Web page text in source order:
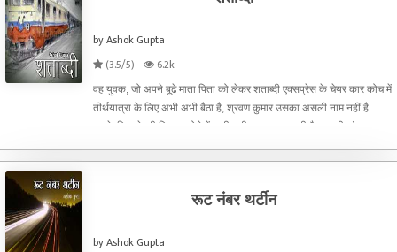
by Ashok Gupta
(3.5/5)
6.2k
वह युवक, जो अपने बूढे माता पिता को लेकर शताब्दी एक्सप्रेस के चेयर कार कोच में
तीर्थयात्रा के लिए अभी अभी बैठा है, श्रवण कुमार उसका असली नाम नहीं है.
उसके पिता के भी रिटायर होने में अभी करीब साल भर बाकी है. उसकी मां का
रूट नंबर थर्टीन
by Ashok Gupta